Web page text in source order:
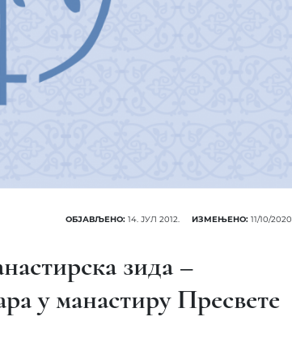
ОБЈАВЉЕНО: 14. ЈУЛ 2012. ИЗМЕЊЕНО: 11/10/2020
зида –
у манастиру Пресвете